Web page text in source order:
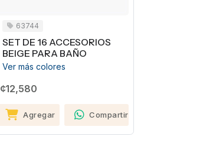
63744
SET DE 16 ACCESORIOS
BEIGE PARA BAÑO
Ver más colores
¢12,580
Agregar Compartir